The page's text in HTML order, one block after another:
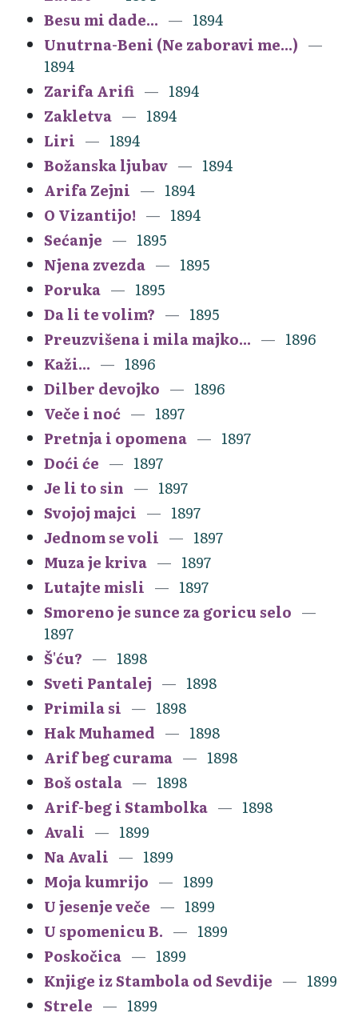
Besu mi dade...
1894
Unutrna-Beni (Ne zaboravi me...)
1894
Zarifa Arifi
1894
Zakletva
1894
Liri
1894
Božanska ljubav
1894
Arifa Zejni
1894
O Vizantijo!
1894
Sećanje
1895
Njena zvezda
1895
Poruka
1895
Da li te volim?
1895
Preuzvišena i mila majko...
1896
Kaži...
1896
Dilber devojko
1896
Veče i noć
1897
Pretnja i opomena
1897
Doći će
1897
Je li to sin
1897
Svojoj majci
1897
Jednom se voli
1897
Muza je kriva
1897
Lutajte misli
1897
Smoreno je sunce za goricu selo
1897
Š'ću?
1898
Sveti Pantalej
1898
Primila si
1898
Hak Muhamed
1898
Arif beg curama
1898
Boš ostala
1898
Arif-beg i Stambolka
1898
Avali
1899
Na Avali
1899
Moja kumrijo
1899
U jesenje veče
1899
U spomenicu B.
1899
Poskočica
1899
Knjige iz Stambola od Sevdije
1899
Strele
1899